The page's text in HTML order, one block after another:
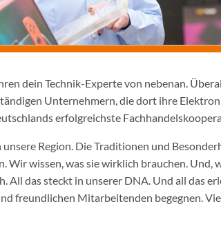
dein Technik-Experte von nebenan.
Unternehmern, die dort ihre
erfolgreichste
Region. Die Traditionen und
Wir wissen, was sie wirklich brauchen. Und,
All das steckt in unserer DNA. Und all das
freundlichen Mitarbeitenden begegnen.